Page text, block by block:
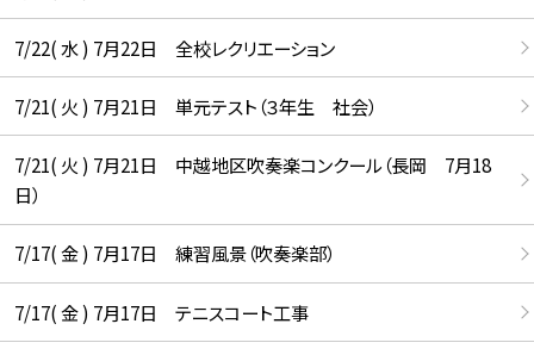
7/22( 水 ) 7月22日 全校レクリエーション
7/21( 火 ) 7月21日 単元テスト（３年生 社会）
7/21( 火 ) 7月21日 中越地区吹奏楽コンクール（長岡 7月18
日）
7/17( 金 ) 7月17日 練習風景（吹奏楽部）
7/17( 金 ) 7月17日 テニスコート工事